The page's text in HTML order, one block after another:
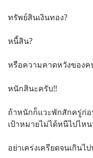
ทรัพย์สินเงินทอง?
หนี้สิน?
หรือความคาดหวังของค
หนักสินะครับ!!
ถ้าหนักก็แวะพักสักครู่ก่
เป้าหมายไม่ได้หนีไปไห
อย่าเคร่งเครียดจนเกินไ